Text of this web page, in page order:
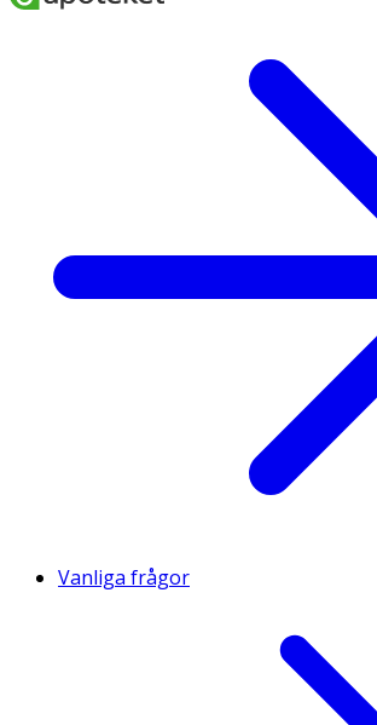
Vanliga frågor